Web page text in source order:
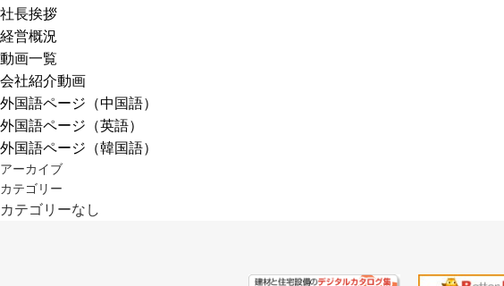
社長挨拶
経営概況
動画一覧
会社紹介動画
外国語ページ（中国語）
外国語ページ（英語）
外国語ページ（韓国語）
アーカイブ
カテゴリー
カテゴリーなし